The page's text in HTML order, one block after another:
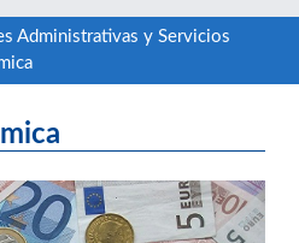
Administrativas y Servicios